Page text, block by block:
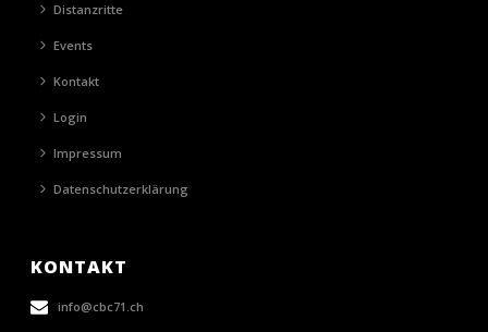
Distanzritte
Events
Kontakt
Login
Impressum
Datenschutzerklärung
KONTAKT
info@cbc71.ch